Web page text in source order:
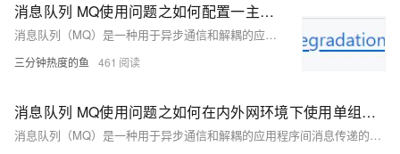
消息队列 MQ使用问题之如何配置一主一从的同步复制模式
消息队列（MQ）是一种用于异步通信和解耦的应用程序间消息传递的服务，广泛应用于分布式系统中。针对不同的MQ产品，如阿里云的RocketMQ、RabbitMQ等，它们在实现上述场景时可能会有不同的特性和优势，比如RocketMQ强调高吞吐量、低延迟和高可用性，适合大规模分布式系统；而RabbitMQ则以其灵活的路由规则和丰富的协议支持受到青睐。下面是一些常见的消息队列MQ产品的使用场景合集，这些场景涵盖了多种行业和业务需求。
三分钟热度的鱼 461
消息队列 MQ使用问题之如何在内外网环境下使用单组节点单副本模式
消息队列（MQ）是一种用于异步通信和解耦的应用程序间消息传递的服务，广泛应用于分布式系统中。针对不同的MQ产品，如阿里云的RocketMQ、RabbitMQ等，它们在实现上述场景时可能会有不同的特性和优势，比如RocketMQ强调高吞吐量、低延迟和高可用性，适合大规模分布式系统；而RabbitMQ则以其灵活的路由规则和丰富的协议支持受到青睐。下面是一些常见的消息队列MQ产品的使用场景合集，这些场景涵盖了多种行业和业务需求。